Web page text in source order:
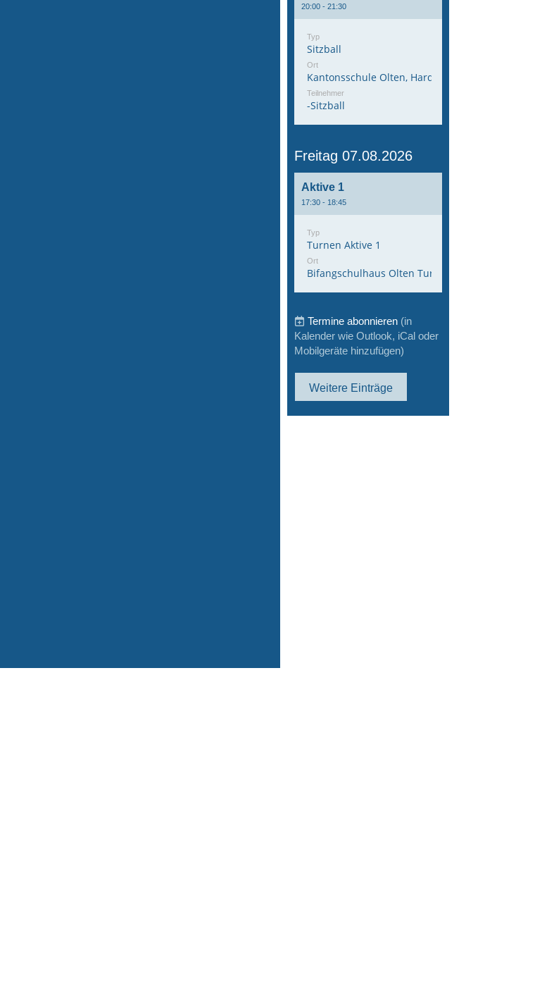
20:00 - 21:30
Typ
Sitzball
Ort
Kantonsschule Olten, Hardfeldstrasse 53, 4600
Teilnehmer
-Sitzball
Freitag 07.08.2026
Aktive 1
17:30 - 18:45
Typ
Turnen Aktive 1
Ort
Bifangschulhaus Olten Turnhalle 1
Termine abonnieren (in
Kalender wie Outlook, iCal oder
Mobilgeräte hinzufügen)
Weitere Einträge